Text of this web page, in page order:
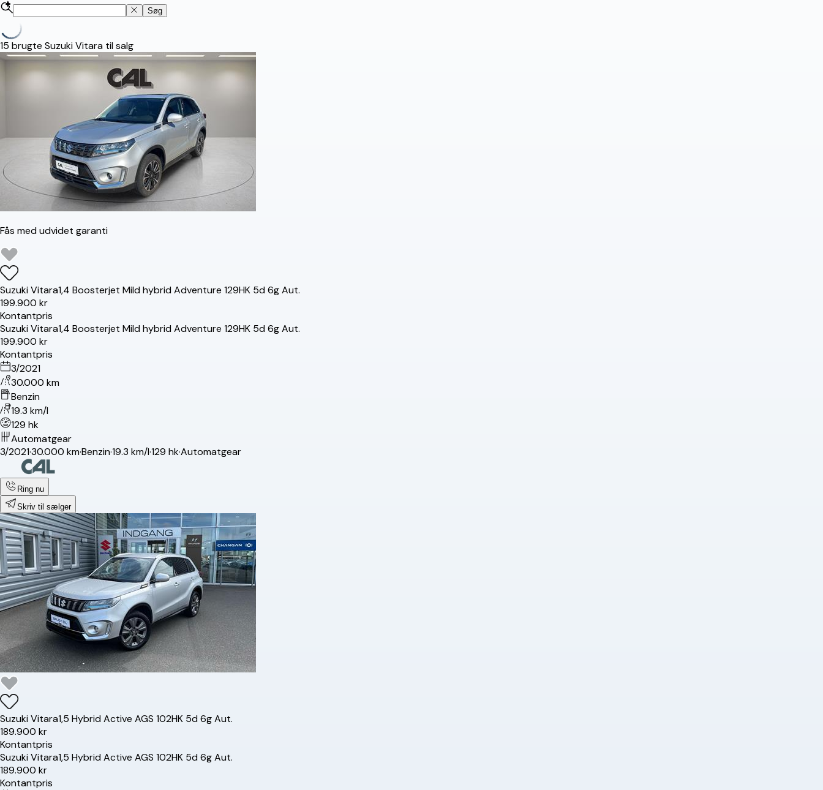
Søg
15 brugte Suzuki Vitara til salg
Fås med udvidet garanti
SuzukiVitara1,4 Boosterjet Mild hybrid Adventure 129HK 5d 6g Aut.
199.900 kr
Kontantpris
SuzukiVitara1,4 Boosterjet Mild hybrid Adventure 129HK 5d 6g Aut.
199.900 kr
Kontantpris
3/2021
30.000 km
Benzin
19.3 km/l
129 hk
Automatgear
3/2021·30.000 km·Benzin·19.3 km/l·129 hk·Automatgear
Ring nu
Skriv til sælger
SuzukiVitara1,5 Hybrid Active AGS 102HK 5d 6g Aut.
189.900 kr
Kontantpris
SuzukiVitara1,5 Hybrid Active AGS 102HK 5d 6g Aut.
189.900 kr
Kontantpris